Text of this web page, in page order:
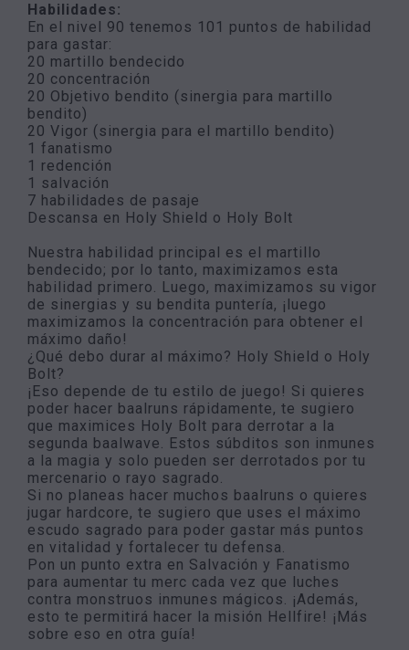
Habilidades:
En el nivel 90 tenemos 101 puntos de habilidad
para gastar:
20 martillo bendecido
20 concentración
20 Objetivo bendito (sinergia para martillo
bendito)
20 Vigor (sinergia para el martillo bendito)
1 fanatismo
1 redención
1 salvación
7 habilidades de pasaje
Descansa en Holy Shield o Holy Bolt
Nuestra habilidad principal es el martillo
bendecido; por lo tanto, maximizamos esta
habilidad primero. Luego, maximizamos su vigor
de sinergias y su bendita puntería, ¡luego
maximizamos la concentración para obtener el
máximo daño!
¿Qué debo durar al máximo? Holy Shield o Holy
Bolt?
¡Eso depende de tu estilo de juego! Si quieres
poder hacer baalruns rápidamente, te sugiero
que maximices Holy Bolt para derrotar a la
segunda baalwave. Estos súbditos son inmunes
a la magia y solo pueden ser derrotados por tu
mercenario o rayo sagrado.
Si no planeas hacer muchos baalruns o quieres
jugar hardcore, te sugiero que uses el máximo
escudo sagrado para poder gastar más puntos
en vitalidad y fortalecer tu defensa.
Pon un punto extra en Salvación y Fanatismo
para aumentar tu merc cada vez que luches
contra monstruos inmunes mágicos. ¡Además,
esto te permitirá hacer la misión Hellfire! ¡Más
sobre eso en otra guía!